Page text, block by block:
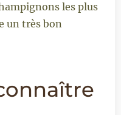
les plus
un très bon